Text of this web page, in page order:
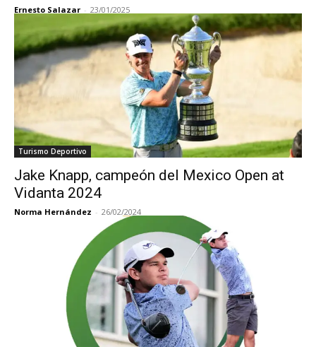
Ernesto Salazar - 23/01/2025
Turismo Deportivo
Jake Knapp, campeón del Mexico Open at
Vidanta 2024
Norma Hernández - 26/02/2024